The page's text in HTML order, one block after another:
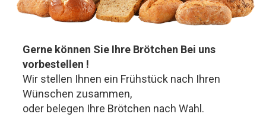
Gerne können Sie Ihre Brötchen Bei uns
vorbestellen !
Wir stellen Ihnen ein Frühstück nach Ihren
Wünschen zusammen,
oder belegen Ihre Brötchen nach Wahl.